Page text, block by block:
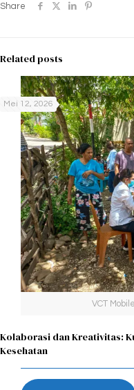
Share
Related posts
VCT
Mei 12, 2026
Kolaborasi dan Kreativitas:
Kesehatan